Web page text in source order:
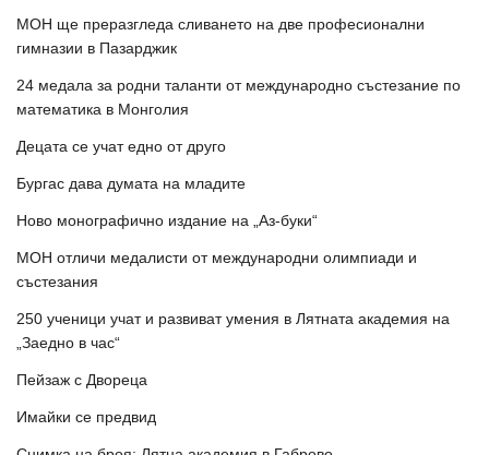
МОН ще преразгледа сливането на две професионални
гимназии в Пазарджик
24 медала за родни таланти от международно състезание по
математика в Монголия
Децата се учат едно от друго
Бургас дава думата на младите
Ново монографично издание на „Аз-буки“
МОН отличи медалисти от международни олимпиади и
състезания
250 ученици учат и развиват умения в Лятната академия на
„Заедно в час“
Пейзаж с Двореца
Имайки се предвид